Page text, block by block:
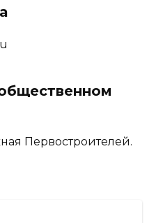
Первостроителей.